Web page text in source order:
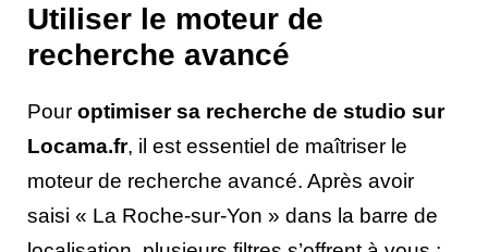
Utiliser le moteur de
recherche avancé
Pour optimiser sa recherche de studio sur
Locama.fr, il est essentiel de maîtriser le
moteur de recherche avancé. Après avoir
saisi « La Roche-sur-Yon » dans la barre de